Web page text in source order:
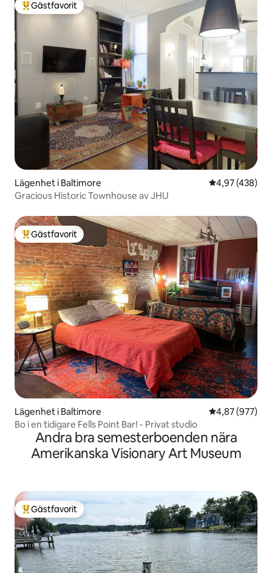
Populär gästfavorit
Gästfavorit
Lägenhet i Baltimore 4,97 av 5 i
4,97 (438)
Gracious Historic Townhouse av JHU
Populär gästfavorit
Gästfavorit
Lägenhet i Baltimore 4,87 av 5 i
4,87 (977)
Bo i en tidigare Fells Point Bar! - Privat studio
Andra bra semesterboenden nära
Amerikanska Visionary Art Museum
Populär gästfavorit
Gästfavorit